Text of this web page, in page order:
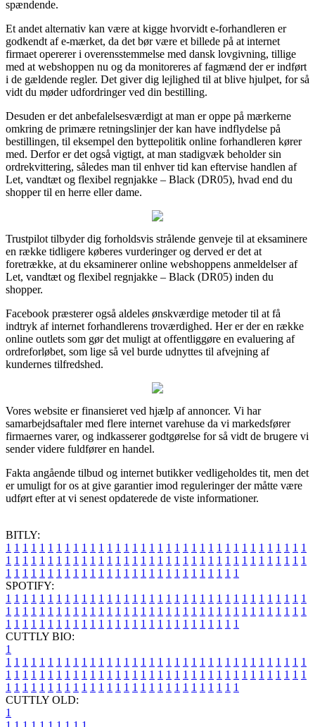
spændende.
Et andet alternativ kan være at kigge hvorvidt e-forhandleren er
godkendt af e-mærket, da det bør være et billede på at internet
firmaet opererer i overensstemmelse med dansk lovgivning, tillige
med at webshoppen nu og da monitoreres af fagmænd der er indført
i de gældende regler. Det giver dig lejlighed til at blive hjulpet, for så
vidt du møder udfordringer ved din bestilling.
Desuden er det anbefalelsesværdigt at man er oppe på mærkerne
omkring de primære retningslinjer der kan have indflydelse på
bestillingen, til eksempel den byttepolitik online forhandleren kører
med. Derfor er det også vigtigt, at man stadigvæk beholder sin
ordrekvittering, således man til enhver tid kan eftervise handlen af
Let, vandtæt og flexibel regnjakke – Black (DR05), hvad end du
shopper til en herre eller dame.
Trustpilot tilbyder dig forholdsvis strålende genveje til at eksaminere
en række tidligere køberes vurderinger og derved er det at
foretrække, at du eksaminerer online webshoppens anmeldelser af
Let, vandtæt og flexibel regnjakke – Black (DR05) inden du
shopper.
Facebook præsterer også aldeles ønskværdige metoder til at få
indtryk af internet forhandlerens troværdighed. Her er der en række
online outlets som gør det muligt at offentliggøre en evaluering af
ordreforløbet, som lige så vel burde udnyttes til afvejning af
kundernes tilfredshed.
Vores website er finansieret ved hjælp af annoncer. Vi har
samarbejdsaftaler med flere internet varehuse da vi markedsfører
firmaernes varer, og indkasserer godtgørelse for så vidt de brugere vi
sender videre fuldfører en handel.
Fakta angående tilbud og internet butikker vedligeholdes tit, men det
er umuligt for os at give garantier imod reguleringer der måtte være
udført efter at vi senest opdaterede de viste informationer.
BITLY:
1 1 1 1 1 1 1 1 1 1 1 1 1 1 1 1 1 1 1 1 1 1 1 1 1 1 1 1 1 1 1 1 1 1 1 1
1 1 1 1 1 1 1 1 1 1 1 1 1 1 1 1 1 1 1 1 1 1 1 1 1 1 1 1 1 1 1 1 1 1 1 1
1 1 1 1 1 1 1 1 1 1 1 1 1 1 1 1 1 1 1 1 1 1 1 1 1 1 1 1
SPOTIFY:
1 1 1 1 1 1 1 1 1 1 1 1 1 1 1 1 1 1 1 1 1 1 1 1 1 1 1 1 1 1 1 1 1 1 1 1
1 1 1 1 1 1 1 1 1 1 1 1 1 1 1 1 1 1 1 1 1 1 1 1 1 1 1 1 1 1 1 1 1 1 1 1
1 1 1 1 1 1 1 1 1 1 1 1 1 1 1 1 1 1 1 1 1 1 1 1 1 1 1 1
CUTTLY BIO:
1
1 1 1 1 1 1 1 1 1 1 1 1 1 1 1 1 1 1 1 1 1 1 1 1 1 1 1 1 1 1 1 1 1 1 1 1
1 1 1 1 1 1 1 1 1 1 1 1 1 1 1 1 1 1 1 1 1 1 1 1 1 1 1 1 1 1 1 1 1 1 1 1
1 1 1 1 1 1 1 1 1 1 1 1 1 1 1 1 1 1 1 1 1 1 1 1 1 1 1 1
CUTTLY OLD:
1